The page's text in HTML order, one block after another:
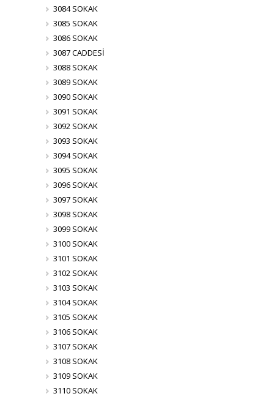
3084 SOKAK
3085 SOKAK
3086 SOKAK
3087 CADDESİ
3088 SOKAK
3089 SOKAK
3090 SOKAK
3091 SOKAK
3092 SOKAK
3093 SOKAK
3094 SOKAK
3095 SOKAK
3096 SOKAK
3097 SOKAK
3098 SOKAK
3099 SOKAK
3100 SOKAK
3101 SOKAK
3102 SOKAK
3103 SOKAK
3104 SOKAK
3105 SOKAK
3106 SOKAK
3107 SOKAK
3108 SOKAK
3109 SOKAK
3110 SOKAK